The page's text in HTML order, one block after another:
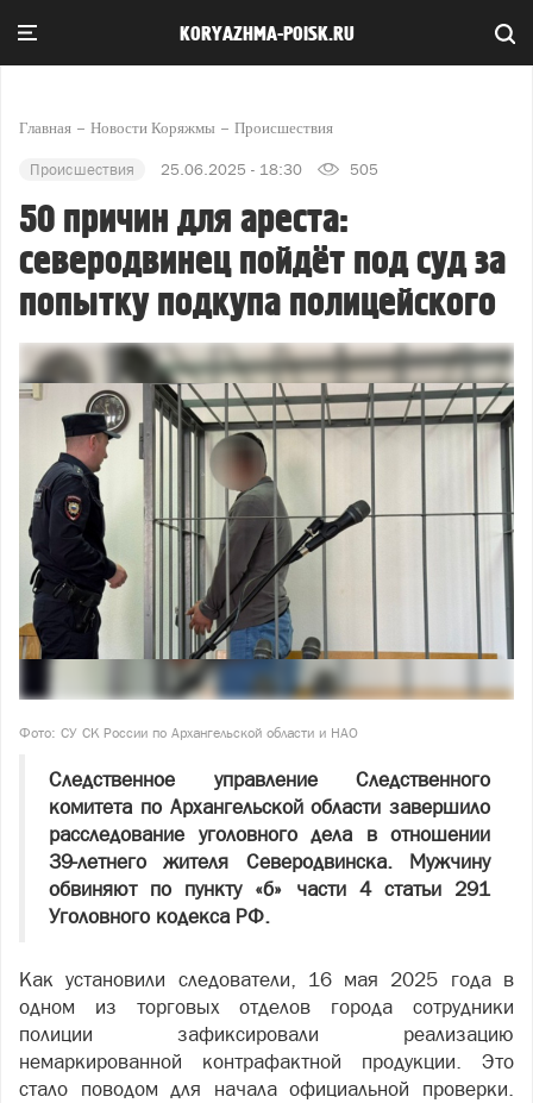
KORYAZHMA-POISK.RU
Главная Новости Коряжмы Происшествия
Происшествия 25.06.2025 - 18:30 505
50 причин для ареста:
северодвинец пойдёт под суд за
попытку подкупа полицейского
Фото: СУ СК России по Архангельской области и НАО
Следственное управление Следственного
комитета по Архангельской области завершило
расследование уголовного дела в отношении
39-летнего жителя Северодвинска. Мужчину
обвиняют по пункту «б» части 4 статьи 291
Уголовного кодекса РФ.
Как установили следователи, 16 мая 2025 года в
одном из торговых отделов города сотрудники
полиции зафиксировали реализацию
немаркированной контрафактной продукции. Это
стало поводом для начала официальной проверки.